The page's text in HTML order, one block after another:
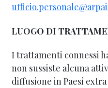
LUOGO DI
I trattamenti connessi
non sussiste alcuna
diffusione in Paesi